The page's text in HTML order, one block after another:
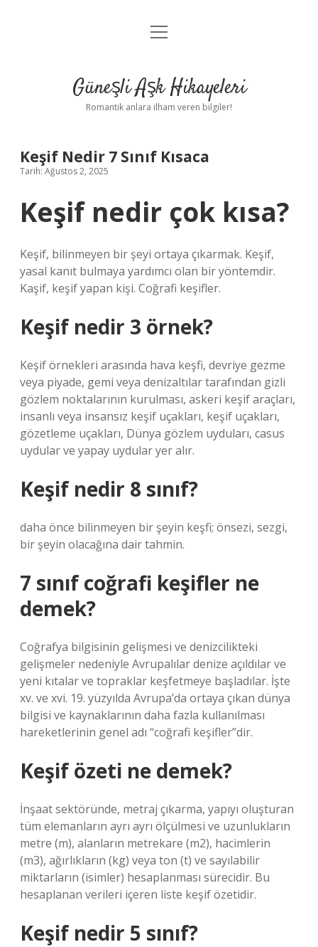
Anasayfa
Yasal Uyarı
menüyü
Güneşli Aşk Hikayeleri
Romantik anlara ilham veren bilgiler!
Keşif Nedir 7 Sınıf Kısaca
Tarih: Ağustos 2, 2025
Keşif nedir çok kısa?
Keşif, bilinmeyen bir şeyi ortaya çıkarmak. Keşif,
yasal kanıt bulmaya yardımcı olan bir yöntemdir.
Kaşif, keşif yapan kişi. Coğrafi keşifler.
Keşif nedir 3 örnek?
Keşif örnekleri arasında hava keşfi, devriye gezme
veya piyade, gemi veya denizaltılar tarafından gizli
gözlem noktalarının kurulması, askeri keşif araçları,
insanlı veya insansız keşif uçakları, keşif uçakları,
gözetleme uçakları, Dünya gözlem uyduları, casus
uydular ve yapay uydular yer alır.
Keşif nedir 8 sınıf?
daha önce bilinmeyen bir şeyin keşfi; önsezi, sezgi,
bir şeyin olacağına dair tahmin.
7 sınıf coğrafi keşifler ne
demek?
Coğrafya bilgisinin gelişmesi ve denizcilikteki
gelişmeler nedeniyle Avrupalılar denize açıldılar ve
yeni kıtalar ve topraklar keşfetmeye başladılar. İşte
xv. ve xvi. 19. yüzyılda Avrupa’da ortaya çıkan dünya
bilgisi ve kaynaklarının daha fazla kullanılması
hareketlerinin genel adı “coğrafi keşifler”dir.
Keşif özeti ne demek?
İnşaat sektöründe, metraj çıkarma, yapıyı oluşturan
tüm elemanların ayrı ayrı ölçülmesi ve uzunlukların
metre (m), alanların metrekare (m2), hacimlerin
(m3), ağırlıkların (kg) veya ton (t) ve sayılabilir
miktarların (isimler) hesaplanması sürecidir. Bu
hesaplanan verileri içeren liste keşif özetidir.
Keşif nedir 5 sınıf?